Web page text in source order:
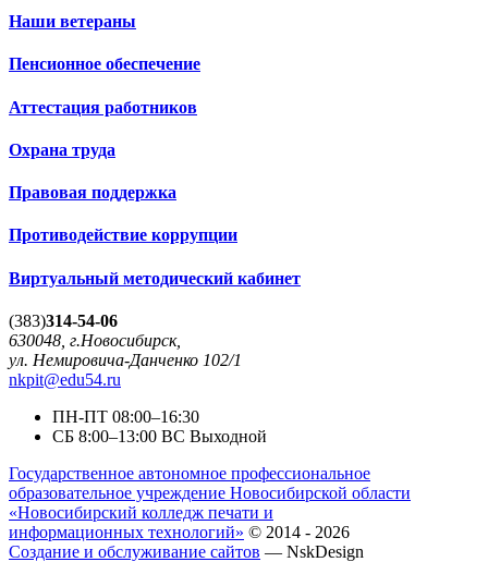
Наши ветераны
Пенсионное обеспечение
Аттестация работников
Охрана труда
Правовая поддержка
Противодействие коррупции
Виртуальный методический кабинет
(383)314-54-06
630048, г.Новосибирск,
ул. Немировича-Данченко 102/1
nkpit@edu54.ru
ПН-ПТ 08:00–16:30
CБ 8:00–13:00 ВС Выходной
Государственное автономное профессиональное
образовательное учреждение Новосибирской области
«Новосибирский колледж печати и
информационных технологий» © 2014 - 2026
Создание и обслуживание сайтов — NskDesign